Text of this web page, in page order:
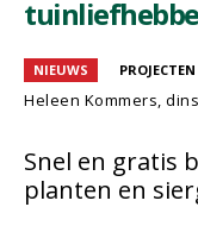
NIEUWS PROJECTEN
Heleen Kommers,
Snel en gratis
planten en